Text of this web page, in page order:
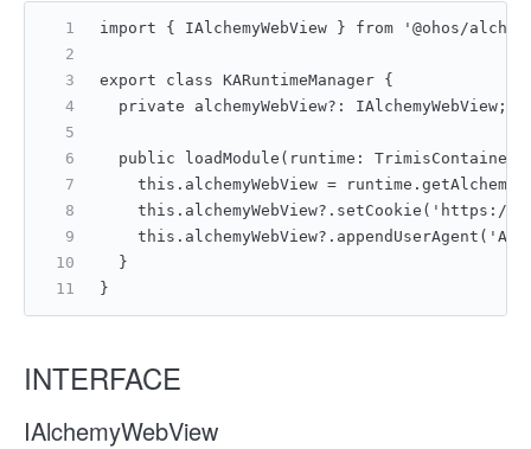
import { IAlchemyWebView } from '@ohos/
export class KARuntimeManager {
  private alchemyWebView?: IAlchemyWebView;
public loadModule(runtime:
this.alchemyWebView =
this.alchemyWebView?.setCookie('https://
  }
}
INTERFACE
IAlchemyWebView